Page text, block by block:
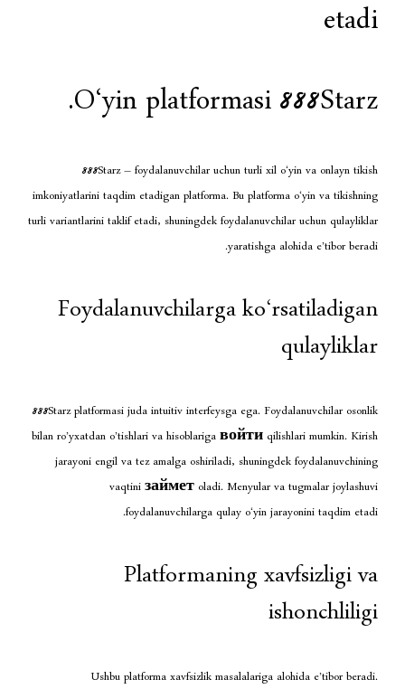
O‘yin platformasi
888Starz – foydalanuvchilar uchun turli
imkoniyatlarini taqdim etadigan platforma. Bu
turli variantlarini taklif etadi, shuningdek
Foydalanuvchilarga
888Starz platformasi juda intuitiv interfeysga ega.
bilan ro’yxatdan o’tishlari va hisoblariga войти
jarayoni engil va tez amalga oshiriladi,
vaqtiniзайметoladi. Menyular
foydalanuvchilarga qulay o‘yin
Platformaning
Ushbu platforma xavfsizlik